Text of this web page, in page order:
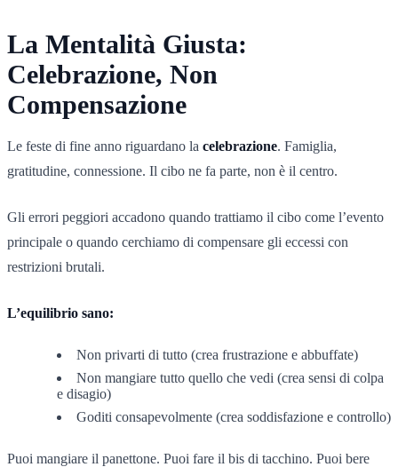
La Mentalità Giusta:
Celebrazione, Non
Compensazione
Le feste di fine anno riguardano la celebrazione. Famiglia,
gratitudine, connessione. Il cibo ne fa parte, non è il centro.
Gli errori peggiori accadono quando trattiamo il cibo come l’evento
principale o quando cerchiamo di compensare gli eccessi con
restrizioni brutali.
L’equilibrio sano:
Non privarti di tutto (crea frustrazione e abbuffate)
Non mangiare tutto quello che vedi (crea sensi di colpa
e disagio)
Goditi consapevolmente (crea soddisfazione e controllo)
Puoi mangiare il panettone. Puoi fare il bis di tacchino. Puoi bere